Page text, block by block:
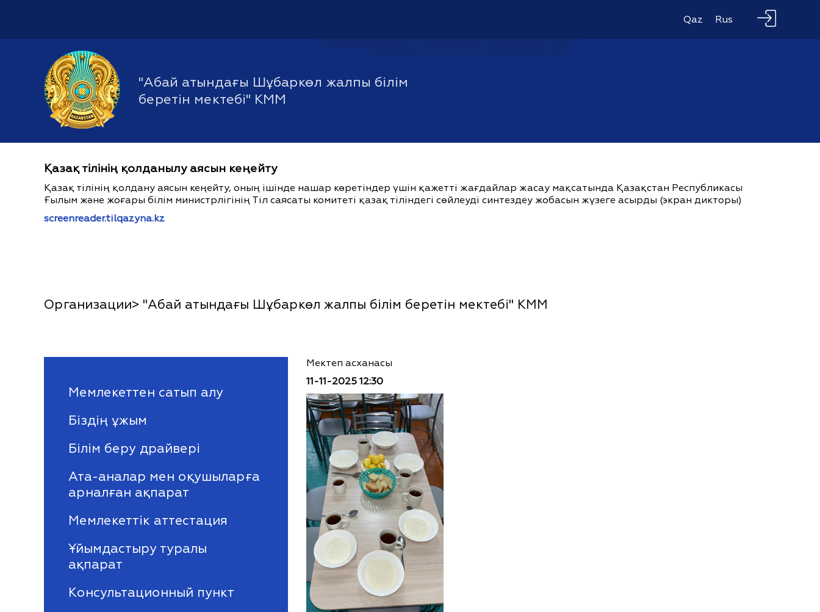
Qaz Rus
"Абай атындағы Шұбаркөл жалпы білім
беретін мектебі" КММ
Қазақ тілінің қолданылу аясын кеңейту
Қазақ тілінің қолдану аясын кеңейту, оның ішінде нашар көретіндер үшін қажетті жағдайлар жасау мақсатында Қазақстан Республикасы
Ғылым және жоғары білім министрлігінің Тіл саясаты комитеті қазақ тіліндегі сөйлеуді синтездеу жобасын жүзеге асырды (экран дикторы)
screenreader.tilqazyna.kz
Организации> "Абай атындағы Шұбаркөл жалпы білім беретін мектебі" КММ
Мемлекеттен сатып алу
Біздің ұжым
Білім беру драйвері
Ата-аналар мен оқушыларға
арналған ақпарат
Мемлекеттік аттестация
Ұйымдастыру туралы
ақпарат
Консультационный пункт
Мектеп асханасы
11-11-2025 12:30